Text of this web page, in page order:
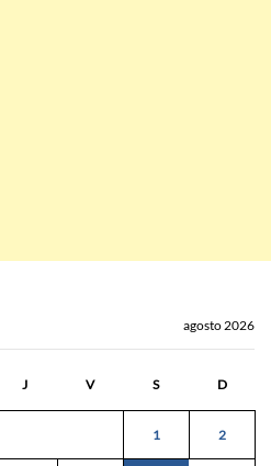
agosto 2026
J V S D
1 2